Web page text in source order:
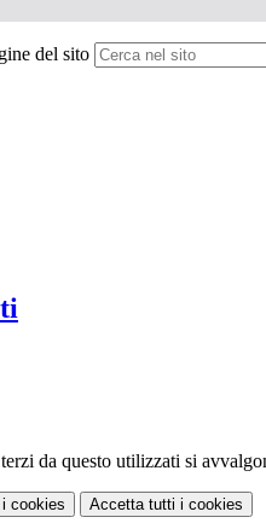
del sito
da questo utilizzati si
i cookies Accetta tutti i cookies